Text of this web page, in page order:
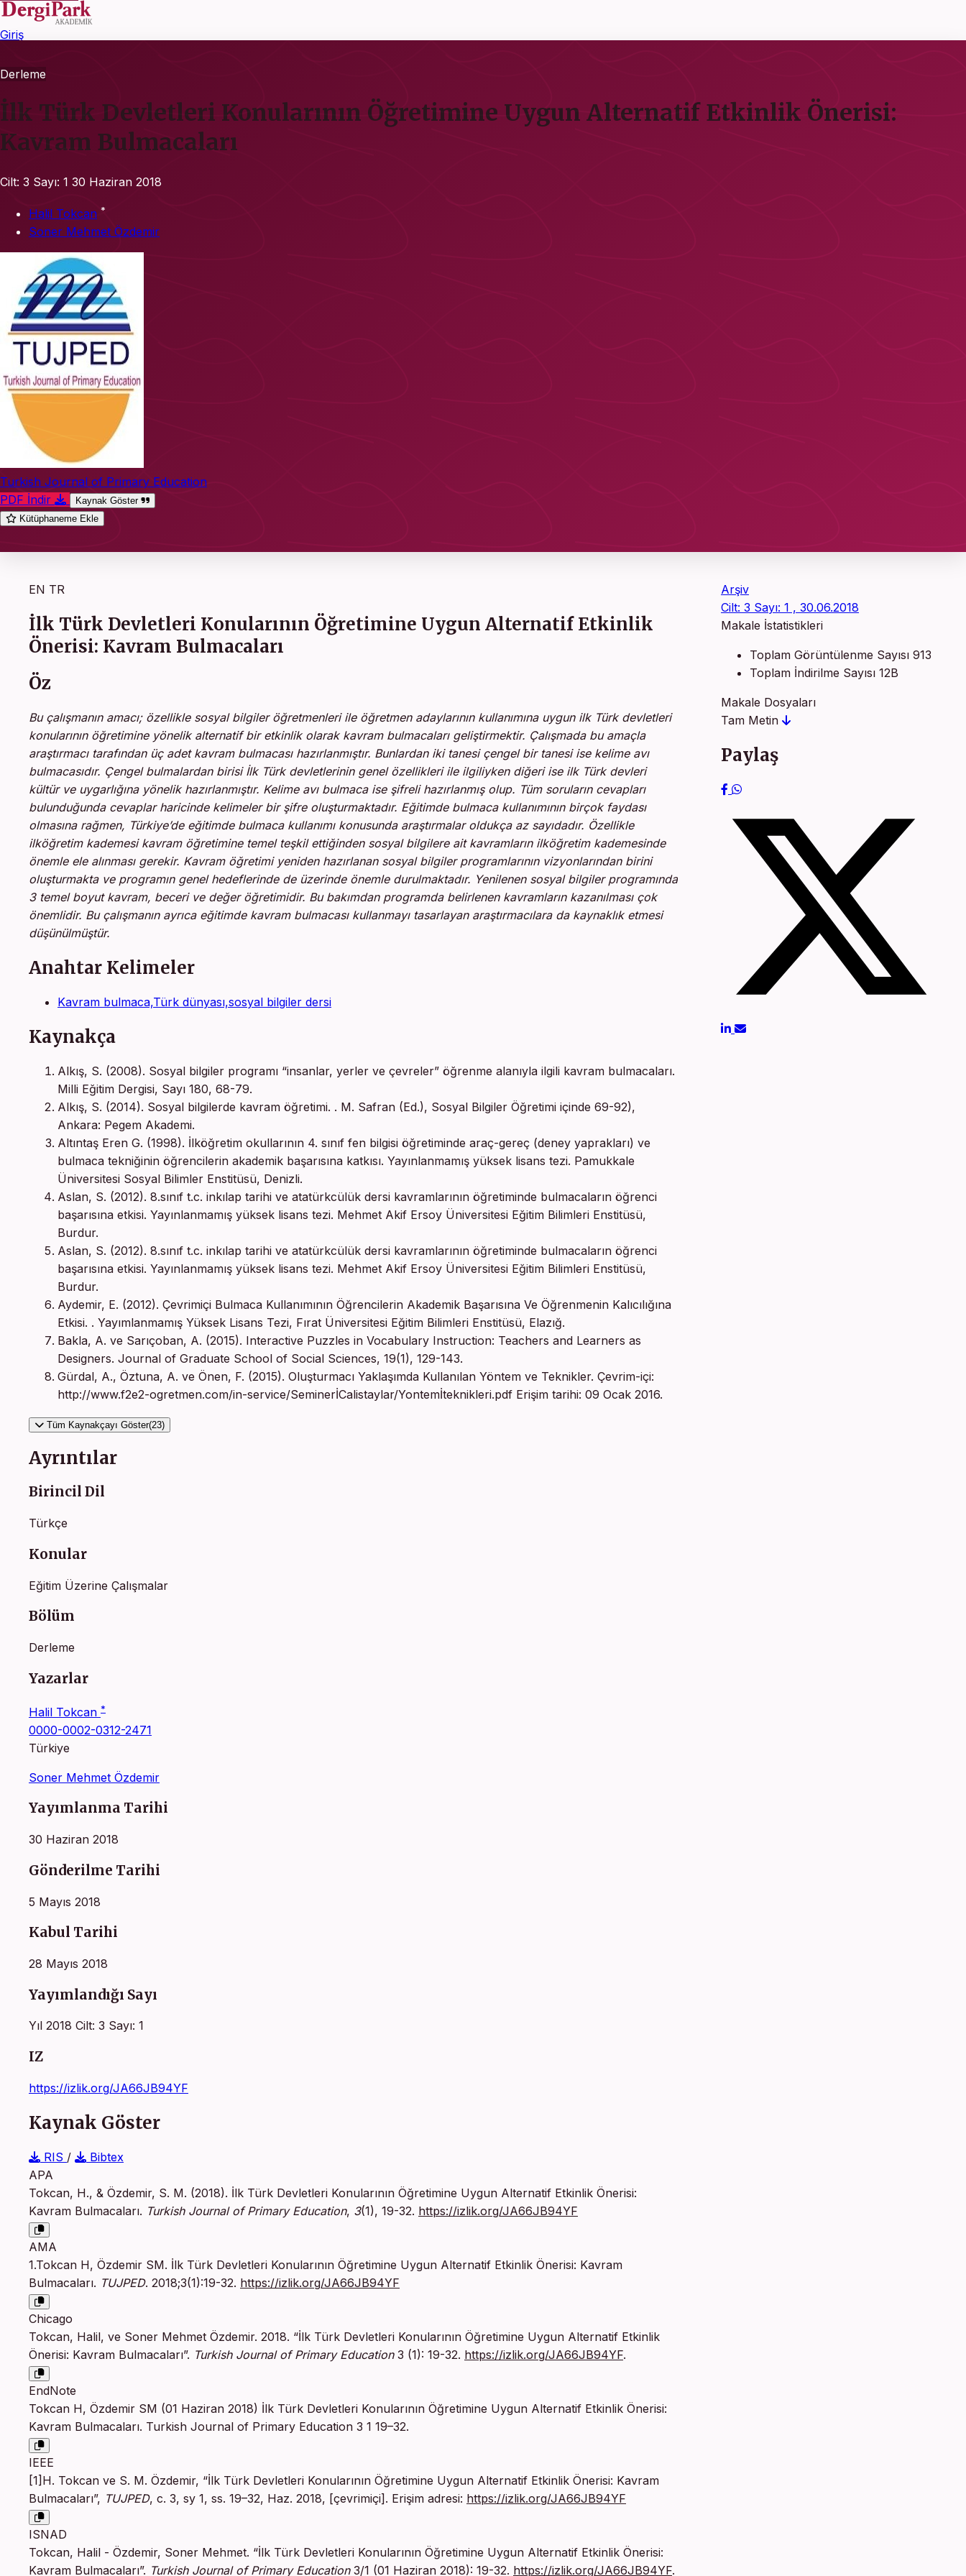
Giriş
Derleme
İlk Türk Devletleri Konularının Öğretimine Uygun Alternatif Etkinlik Önerisi:
Kavram Bulmacaları
Cilt: 3 Sayı: 1 30 Haziran 2018
Halil Tokcan *
Soner Mehmet Özdemir
Turkish Journal of Primary Education
PDF İndir
Kaynak Göster
Kütüphaneme Ekle
EN TR
İlk Türk Devletleri Konularının Öğretimine Uygun Alternatif Etkinlik
Önerisi: Kavram Bulmacaları
Öz
Bu çalışmanın amacı; özellikle sosyal bilgiler öğretmenleri ile öğretmen adaylarının kullanımına uygun ilk Türk devletleri
konularının öğretimine yönelik alternatif bir etkinlik olarak kavram bulmacaları geliştirmektir. Çalışmada bu amaçla
araştırmacı tarafından üç adet kavram bulmacası hazırlanmıştır. Bunlardan iki tanesi çengel bir tanesi ise kelime avı
bulmacasıdır. Çengel bulmalardan birisi İlk Türk devletlerinin genel özellikleri ile ilgiliyken diğeri ise ilk Türk devleri
kültür ve uygarlığına yönelik hazırlanmıştır. Kelime avı bulmaca ise şifreli hazırlanmış olup. Tüm soruların cevapları
bulunduğunda cevaplar haricinde kelimeler bir şifre oluşturmaktadır. Eğitimde bulmaca kullanımının birçok faydası
olmasına rağmen, Türkiye’de eğitimde bulmaca kullanımı konusunda araştırmalar oldukça az sayıdadır. Özellikle
ilköğretim kademesi kavram öğretimine temel teşkil ettiğinden sosyal bilgilere ait kavramların ilköğretim kademesinde
önemle ele alınması gerekir. Kavram öğretimi yeniden hazırlanan sosyal bilgiler programlarının vizyonlarından birini
oluşturmakta ve programın genel hedeflerinde de üzerinde önemle durulmaktadır. Yenilenen sosyal bilgiler programında
3 temel boyut kavram, beceri ve değer öğretimidir. Bu bakımdan programda belirlenen kavramların kazanılması çok
önemlidir. Bu çalışmanın ayrıca eğitimde kavram bulmacası kullanmayı tasarlayan araştırmacılara da kaynaklık etmesi
düşünülmüştür.
Anahtar Kelimeler
Kavram bulmaca,Türk dünyası,sosyal bilgiler dersi
Kaynakça
Alkış, S. (2008). Sosyal bilgiler programı “insanlar, yerler ve çevreler” öğrenme alanıyla ilgili kavram bulmacaları.
Milli Eğitim Dergisi, Sayı 180, 68-79.
Alkış, S. (2014). Sosyal bilgilerde kavram öğretimi. . M. Safran (Ed.), Sosyal Bilgiler Öğretimi içinde 69-92),
Ankara: Pegem Akademi.
Altıntaş Eren G. (1998). İlköğretim okullarının 4. sınıf fen bilgisi öğretiminde araç-gereç (deney yaprakları) ve
bulmaca tekniğinin öğrencilerin akademik başarısına katkısı. Yayınlanmamış yüksek lisans tezi. Pamukkale
Üniversitesi Sosyal Bilimler Enstitüsü, Denizli.
Aslan, S. (2012). 8.sınıf t.c. inkılap tarihi ve atatürkcülük dersi kavramlarının öğretiminde bulmacaların öğrenci
başarısına etkisi. Yayınlanmamış yüksek lisans tezi. Mehmet Akif Ersoy Üniversitesi Eğitim Bilimleri Enstitüsü,
Burdur.
Aslan, S. (2012). 8.sınıf t.c. inkılap tarihi ve atatürkcülük dersi kavramlarının öğretiminde bulmacaların öğrenci
başarısına etkisi. Yayınlanmamış yüksek lisans tezi. Mehmet Akif Ersoy Üniversitesi Eğitim Bilimleri Enstitüsü,
Burdur.
Aydemir, E. (2012). Çevrimiçi Bulmaca Kullanımının Öğrencilerin Akademik Başarısına Ve Öğrenmenin Kalıcılığına
Etkisi. . Yayımlanmamış Yüksek Lisans Tezi, Fırat Üniversitesi Eğitim Bilimleri Enstitüsü, Elazığ.
Bakla, A. ve Sarıçoban, A. (2015). Interactive Puzzles in Vocabulary Instruction: Teachers and Learners as
Designers. Journal of Graduate School of Social Sciences, 19(1), 129-143.
Gürdal, A., Öztuna, A. ve Önen, F. (2015). Oluşturmacı Yaklaşımda Kullanılan Yöntem ve Teknikler. Çevrim-içi:
http://www.f2e2-ogretmen.com/in-service/SeminerİCalistaylar/Yontemİteknikleri.pdf Erişim tarihi: 09 Ocak 2016.
Tüm Kaynakçayı Göster(23)
Ayrıntılar
Birincil Dil
Türkçe
Konular
Eğitim Üzerine Çalışmalar
Bölüm
Derleme
Yazarlar
Halil Tokcan *
0000-0002-0312-2471
Türkiye
Soner Mehmet Özdemir
Yayımlanma Tarihi
30 Haziran 2018
Gönderilme Tarihi
5 Mayıs 2018
Kabul Tarihi
28 Mayıs 2018
Yayımlandığı Sayı
Yıl 2018 Cilt: 3 Sayı: 1
IZ
https://izlik.org/JA66JB94YF
Kaynak Göster
RIS /
Bibtex
APA
Tokcan, H., & Özdemir, S. M. (2018). İlk Türk Devletleri Konularının Öğretimine Uygun Alternatif Etkinlik Önerisi:
Kavram Bulmacaları. Turkish Journal of Primary Education, 3(1), 19-32. https://izlik.org/JA66JB94YF
AMA
1.Tokcan H, Özdemir SM. İlk Türk Devletleri Konularının Öğretimine Uygun Alternatif Etkinlik Önerisi: Kavram
Bulmacaları. TUJPED. 2018;3(1):19-32. https://izlik.org/JA66JB94YF
Chicago
Tokcan, Halil, ve Soner Mehmet Özdemir. 2018. “İlk Türk Devletleri Konularının Öğretimine Uygun Alternatif Etkinlik
Önerisi: Kavram Bulmacaları”. Turkish Journal of Primary Education3 (1): 19-32. https://izlik.org/JA66JB94YF.
EndNote
Tokcan H, Özdemir SM (01 Haziran 2018) İlk Türk Devletleri Konularının Öğretimine Uygun Alternatif Etkinlik Önerisi:
Kavram Bulmacaları. Turkish Journal of Primary Education 3 1 19–32.
IEEE
[1]H. Tokcan ve S. M. Özdemir, “İlk Türk Devletleri Konularının Öğretimine Uygun Alternatif Etkinlik Önerisi: Kavram
Bulmacaları”, TUJPED, c. 3, sy 1, ss. 19–32, Haz. 2018, [çevrimiçi]. Erişim adresi: https://izlik.org/JA66JB94YF
ISNAD
Tokcan, Halil - Özdemir, Soner Mehmet. “İlk Türk Devletleri Konularının Öğretimine Uygun Alternatif Etkinlik Önerisi:
Kavram Bulmacaları”. Turkish Journal of Primary Education3/1 (01 Haziran 2018): 19-32. https://izlik.org/JA66JB94YF.
Arşiv
Cilt: 3 Sayı: 1 , 30.06.2018
Makale İstatistikleri
Toplam Görüntülenme Sayısı 913
Toplam İndirilme Sayısı 12B
Makale Dosyaları
Tam Metin
Paylaş